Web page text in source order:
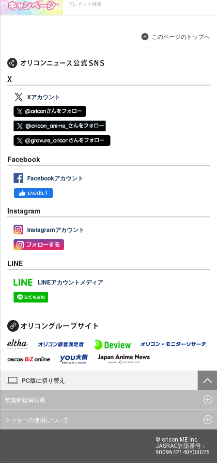
プレゼント特集
このページのトップへ
X
Xアカウント
Facebook
Facebookアカウント
Instagram
Instagramアカウント
LINE
LINEアカウントメディア
PC版に切り替え
禁無断複写転載
クッキーの使用について
© oricon ME inc.
JASRAC許諾番号：
9009642140Y38026